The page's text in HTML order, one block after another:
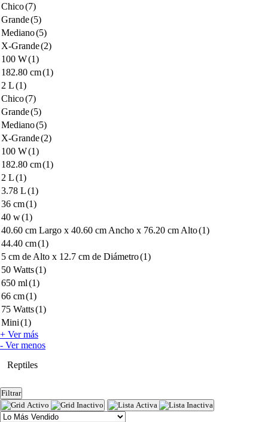
Chico(7)
Grande(5)
Mediano(5)
X-Grande(2)
100 W(1)
182.80 cm(1)
2 L(1)
Chico(7)
Grande(5)
Mediano(5)
X-Grande(2)
100 W(1)
182.80 cm(1)
2 L(1)
3.78 L(1)
36 cm(1)
40 w(1)
40.60 cm Largo x 40.60 cm Ancho x 76.20 cm Alto(1)
44.40 cm(1)
5 cm de Alto x 12.7 cm de Diámetro(1)
50 Watts(1)
650 ml(1)
66 cm(1)
75 Watts(1)
Mini(1)
+ Ver más
- Ver menos
Reptiles
Filtrar